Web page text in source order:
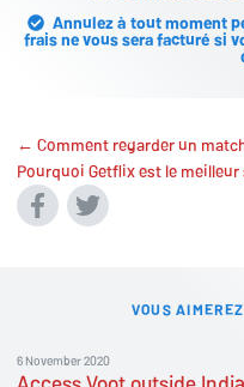
Annulez à tout moment
frais ne vous sera facturé si
← Comment regarder un
Pourquoi Getflix est le
VOUS
6 November 2020
Access Voot outside India